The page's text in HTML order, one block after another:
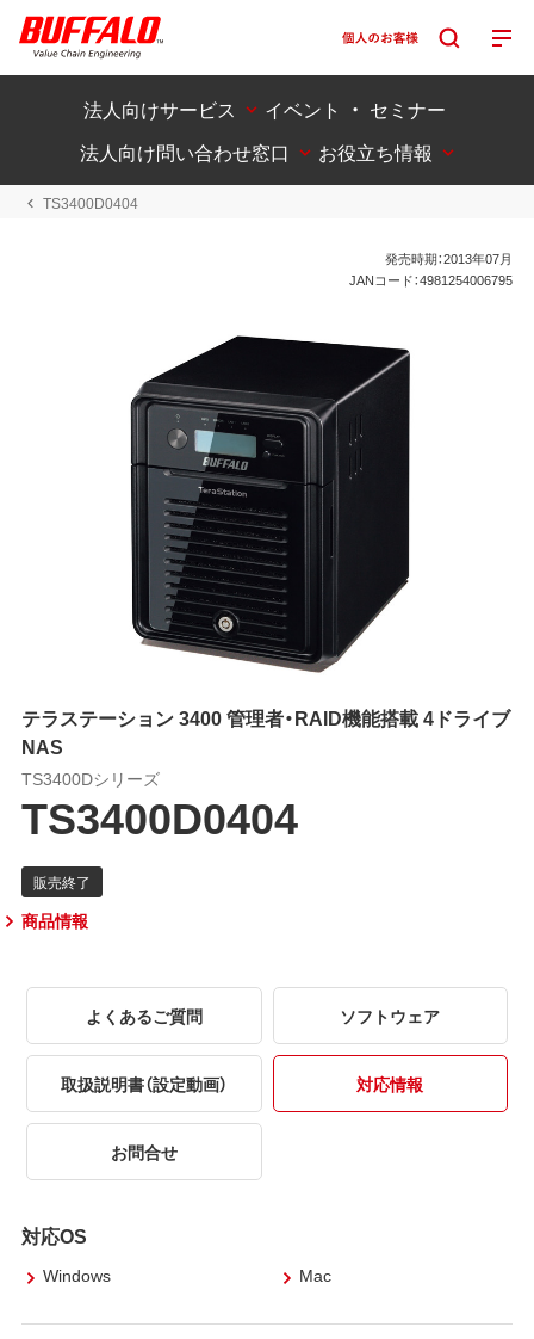
法人向けサービス
イベント ・ セミナー
法人向け問い合わせ窓口
お役立ち情報
TS3400D0404
発売時期：2013年07月
JANコード：4981254006795
テラステーション 3400 管理者・RAID機能搭載 4ドライブ
NAS
TS3400Dシリーズ
TS3400D0404
商品情報
よくあるご質問 ソフトウェア
取扱説明書（設定動画） 対応情報
お問合せ
対応OS
Windows Mac